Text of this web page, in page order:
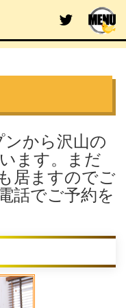
ンから沢山の
ます。まだ
居ますのでご
話でご予約を